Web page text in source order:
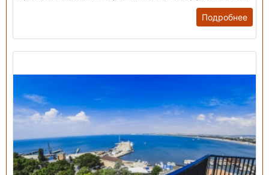
Подробнее